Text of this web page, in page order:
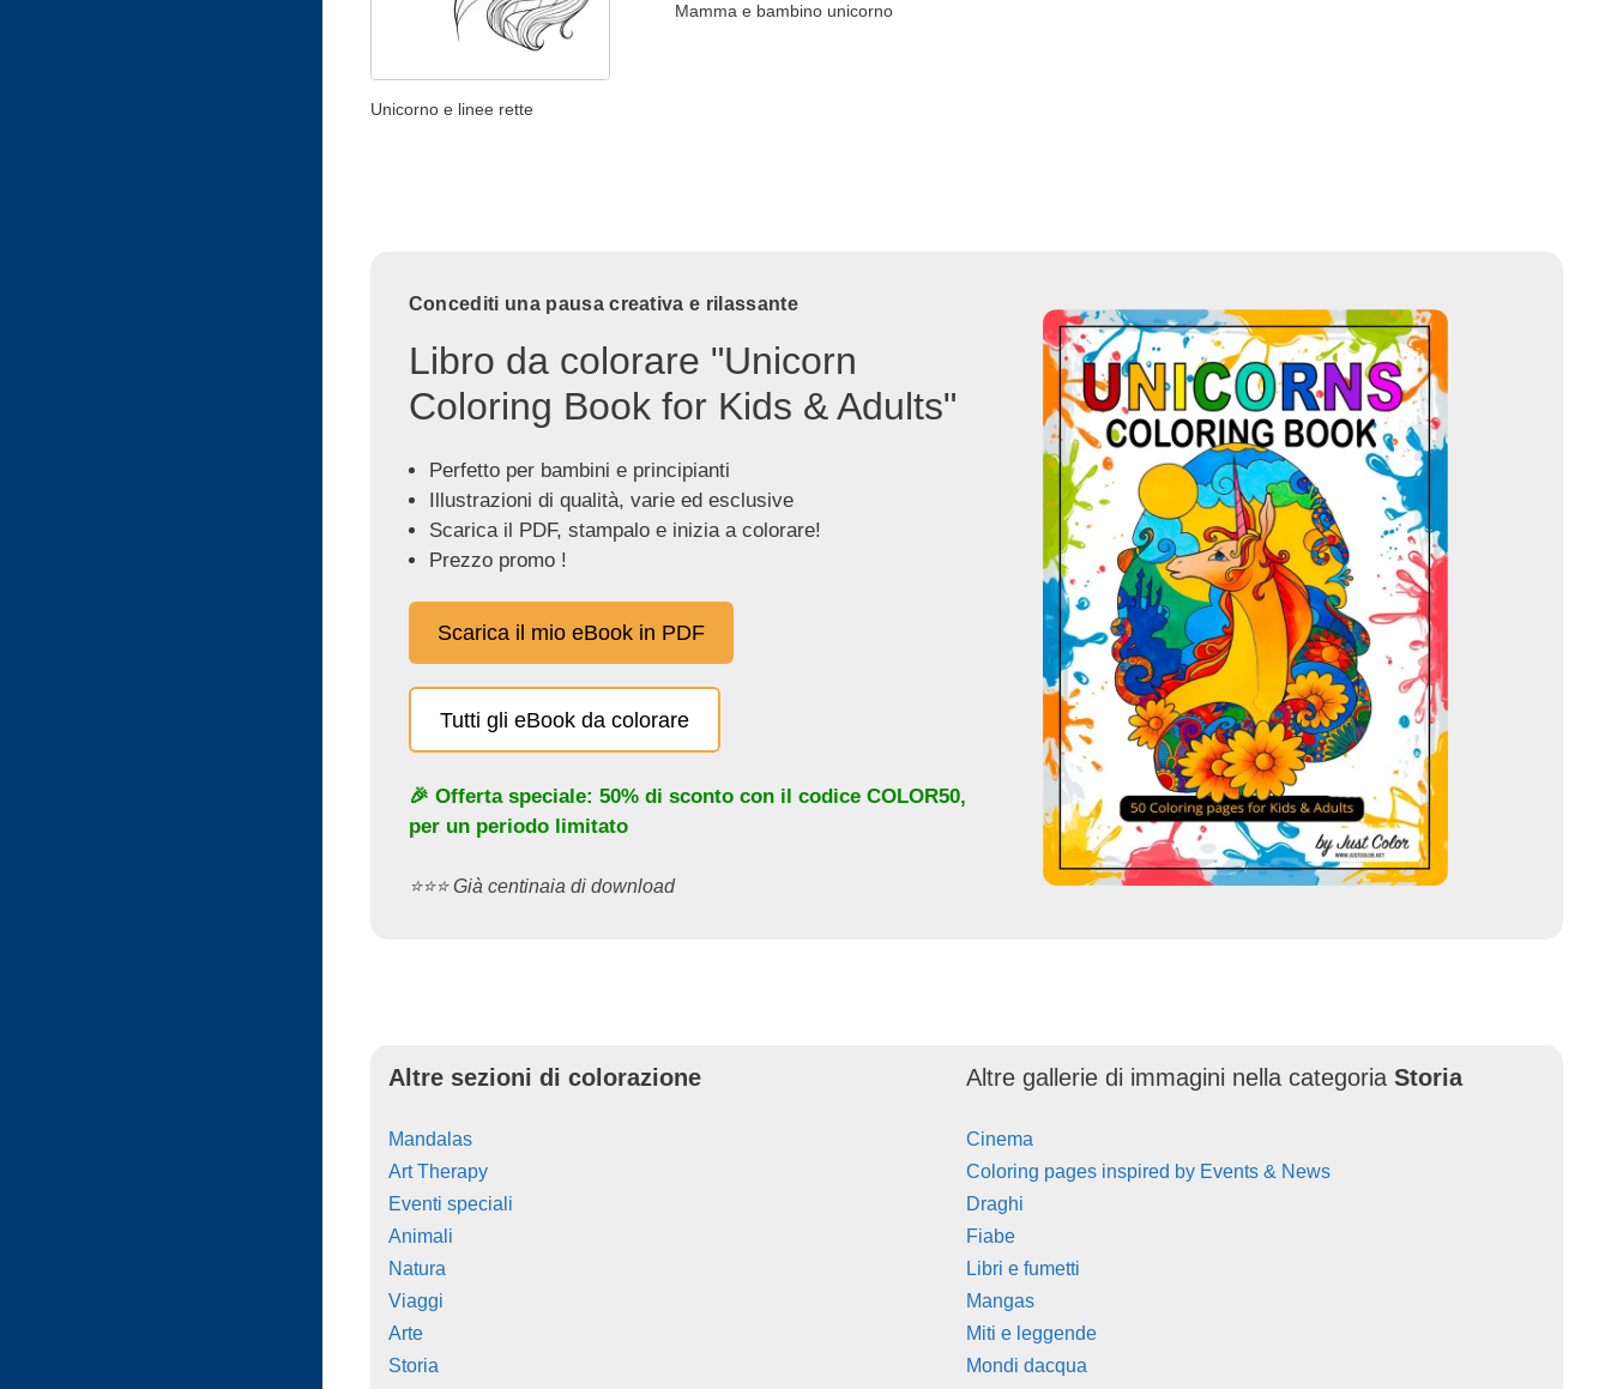
Unicorno e linee rette
Mamma e bambino unicorno
Concediti una pausa creativa e rilassante
Libro da colorare "Unicorn
Coloring Book for Kids & Adults"
Perfetto per bambini e principianti
Illustrazioni di qualità, varie ed esclusive
Scarica il PDF, stampalo e inizia a colorare!
Prezzo promo !
Scarica il mio eBook in PDF
Tutti gli eBook da colorare
🎉 Offerta speciale: 50% di sconto con il codice COLOR50,
per un periodo limitato
⭐️⭐️⭐️ Già centinaia di download
Altre sezioni di colorazione
Mandalas
Art Therapy
Eventi speciali
Animali
Natura
Viaggi
Arte
Storia
Altre gallerie di immagini nella categoriaStoria
Cinema
Coloring pages inspired by Events & News
Draghi
Fiabe
Libri e fumetti
Mangas
Miti e leggende
Mondi dacqua